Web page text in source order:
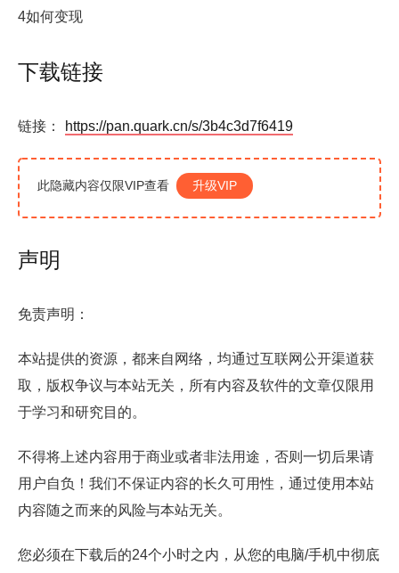
4如何变现
下载链接
链接： https://pan.quark.cn/s/3b4c3d7f6419
此隐藏内容仅限VIP查看 升级VIP
声明
免责声明：
本站提供的资源，都来自网络，均通过互联网公开渠道获
取，版权争议与本站无关，所有内容及软件的文章仅限用
于学习和研究目的。
不得将上述内容用于商业或者非法用途，否则一切后果请
用户自负！我们不保证内容的长久可用性，通过使用本站
内容随之而来的风险与本站无关。
您必须在下载后的24个小时之内，从您的电脑/手机中彻底